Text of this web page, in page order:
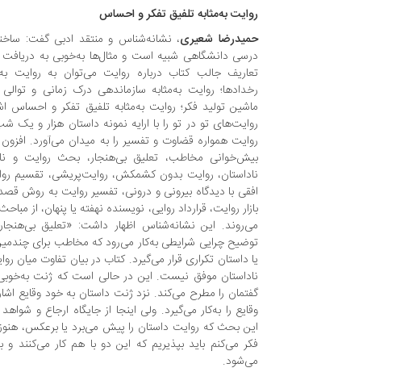
روایت به‌مثابه تلفیق تفکر و احساس
حمیدرضا شعیری، نشانه‌شناس و منتقد ادبی گفت:
درسی دانشگاهی شبیه است و مثال‌ها به‌خوبی به
تعاریف جالب کتاب درباره روایت می‌توان به روایت
رخدادها؛ روایت به‌مثابه سازماندهی درک زمانی و توالی
ماشین تولید فکر؛ روایت به‌مثابه تلفیق تفکر و احساس
روایت‌های تو در تو را با ارایه نمونه داستان هزار و
روایت همواره قضاوت و تفسیر را به میدان می‌آورد.
بیش‌خوانی مخاطب، تعلیق بی‌هنجار، بحث روایت و
ناداستان، روایت بدون کشمکش، روایت‌پریشی، تقسیم
افقی با دیدگاه بیرونی و درونی، تفسیر روایت به روش
بازار روایت، قرارداد روایی، نویسنده نهفته یا پنهان، از
می‌روند. این نشانه‌شناس اظهار داشت: «تعلیق
توضیح چرایی شرایطی به‌کار می‌رود که مخاطب برای
یا داستان تکراری قرار می‌گیرد. کتاب در بیان تفاوت میان
ناداستان موفق نیست. این در حالی است که ژنت
گفتمان را مطرح می‌کند. نزد ژنت داستان به خود وقایع
وقایع را به‌کار می‌گیرد. ولی اینجا از جایگاه ارجاع و
این بحث که روایت داستان را پیش می‌برد یا برعکس،
فکر می‌کنم باید بپذیریم که این دو با هم کار می‌کنند
می‌شود.